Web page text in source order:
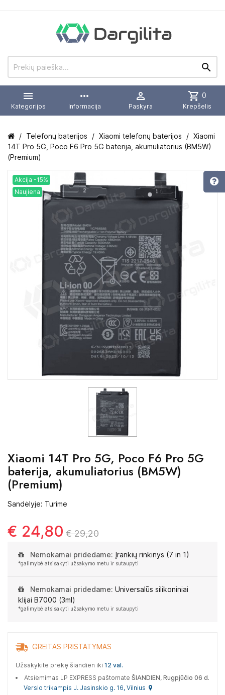


Kategorijos
more_horiz
Informacija

Paskyra
shopping_cart 0
Krepšelis
Telefonų baterijos Xiaomi telefonų baterijos
Xiaomi
14T Pro 5G, Poco F6 Pro 5G baterija, akumuliatorius (BM5W)
(Premium)
Akcija -15%
Naujiena
Xiaomi 14T Pro 5G, Poco F6 Pro 5G
baterija, akumuliatorius (BM5W)
(Premium)
Sandėlyje: Turime
€ 24,80 € 29,20
Nemokamai pridedame: Įrankių rinkinys (7 in 1)
*galimybė atsisakyti užsakymo metu ir sutaupyti
Nemokamai pridedame: Universalūs silikoniniai
klijai B7000 (3ml)
*galimybė atsisakyti užsakymo metu ir sutaupyti
GREITAS PRISTATYMAS
Užsakykite prekę šiandien iki 12 val.
Atsiėmimas LP EXPRESS paštomate ŠIANDIEN, Rugpjūčio 06 d.
Verslo trikampis J. Jasinskio g. 16, Vilnius